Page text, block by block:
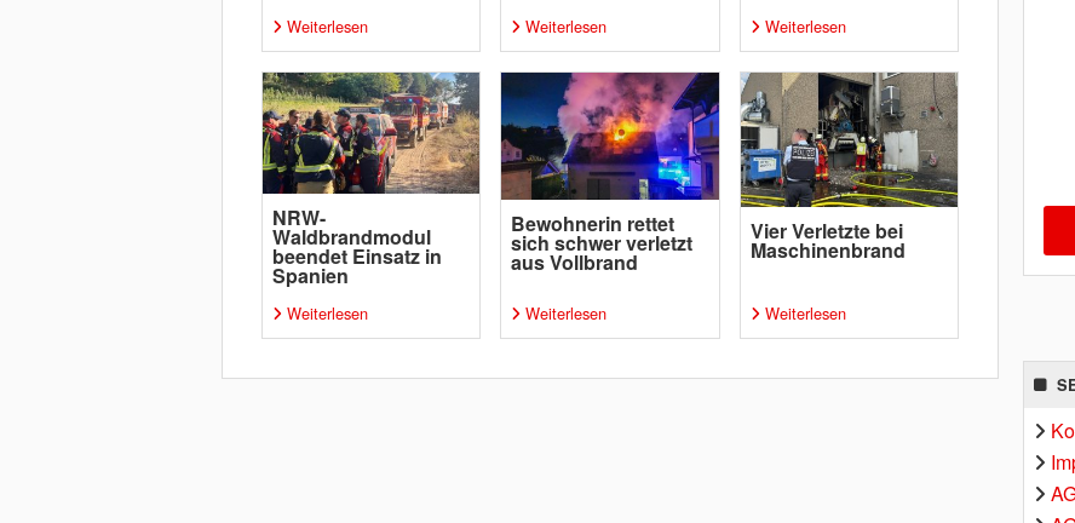
Weiterlesen Weiterlesen Weiterlesen
NRW-
Waldbrandmodul
beendet Einsatz in
Spanien
Weiterlesen
Bewohnerin rettet
sich schwer verletzt
aus Vollbrand
Weiterlesen
Vier Verletzte bei
Maschinenbrand
Weiterlesen